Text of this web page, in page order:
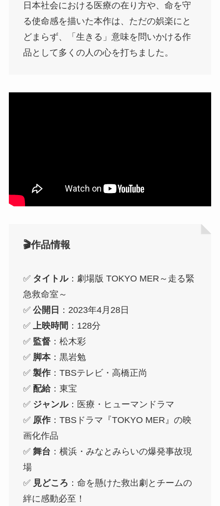
日本社会における医療の在り方や、命を守
る使命感を描いた本作は、ただの娯楽にと
どまらず、「生きる」意味を問いかける作
品として多くの人の心を打ちました。
🎬作品情報
✅ タイトル：劇場版 TOKYO MER～走る緊
急救命室～
✅ 公開日 ：2023年4月28日
✅ 上映時間 ：128分
✅ 監督：松木彩
✅ 脚本：黒岩勉
✅ 製作：TBSテレビ・高橋正尚
✅ 配給：東宝
✅ ジャンル：医療・ヒューマンドラマ
✅ 原作：TBSドラマ『TOKYO MER』の映
画化作品
✅ 舞台 ：横浜・みなとみらいの爆発事故現
場
✅ 見どころ ：命を懸けた救出劇とチームの
絆に感動必至！